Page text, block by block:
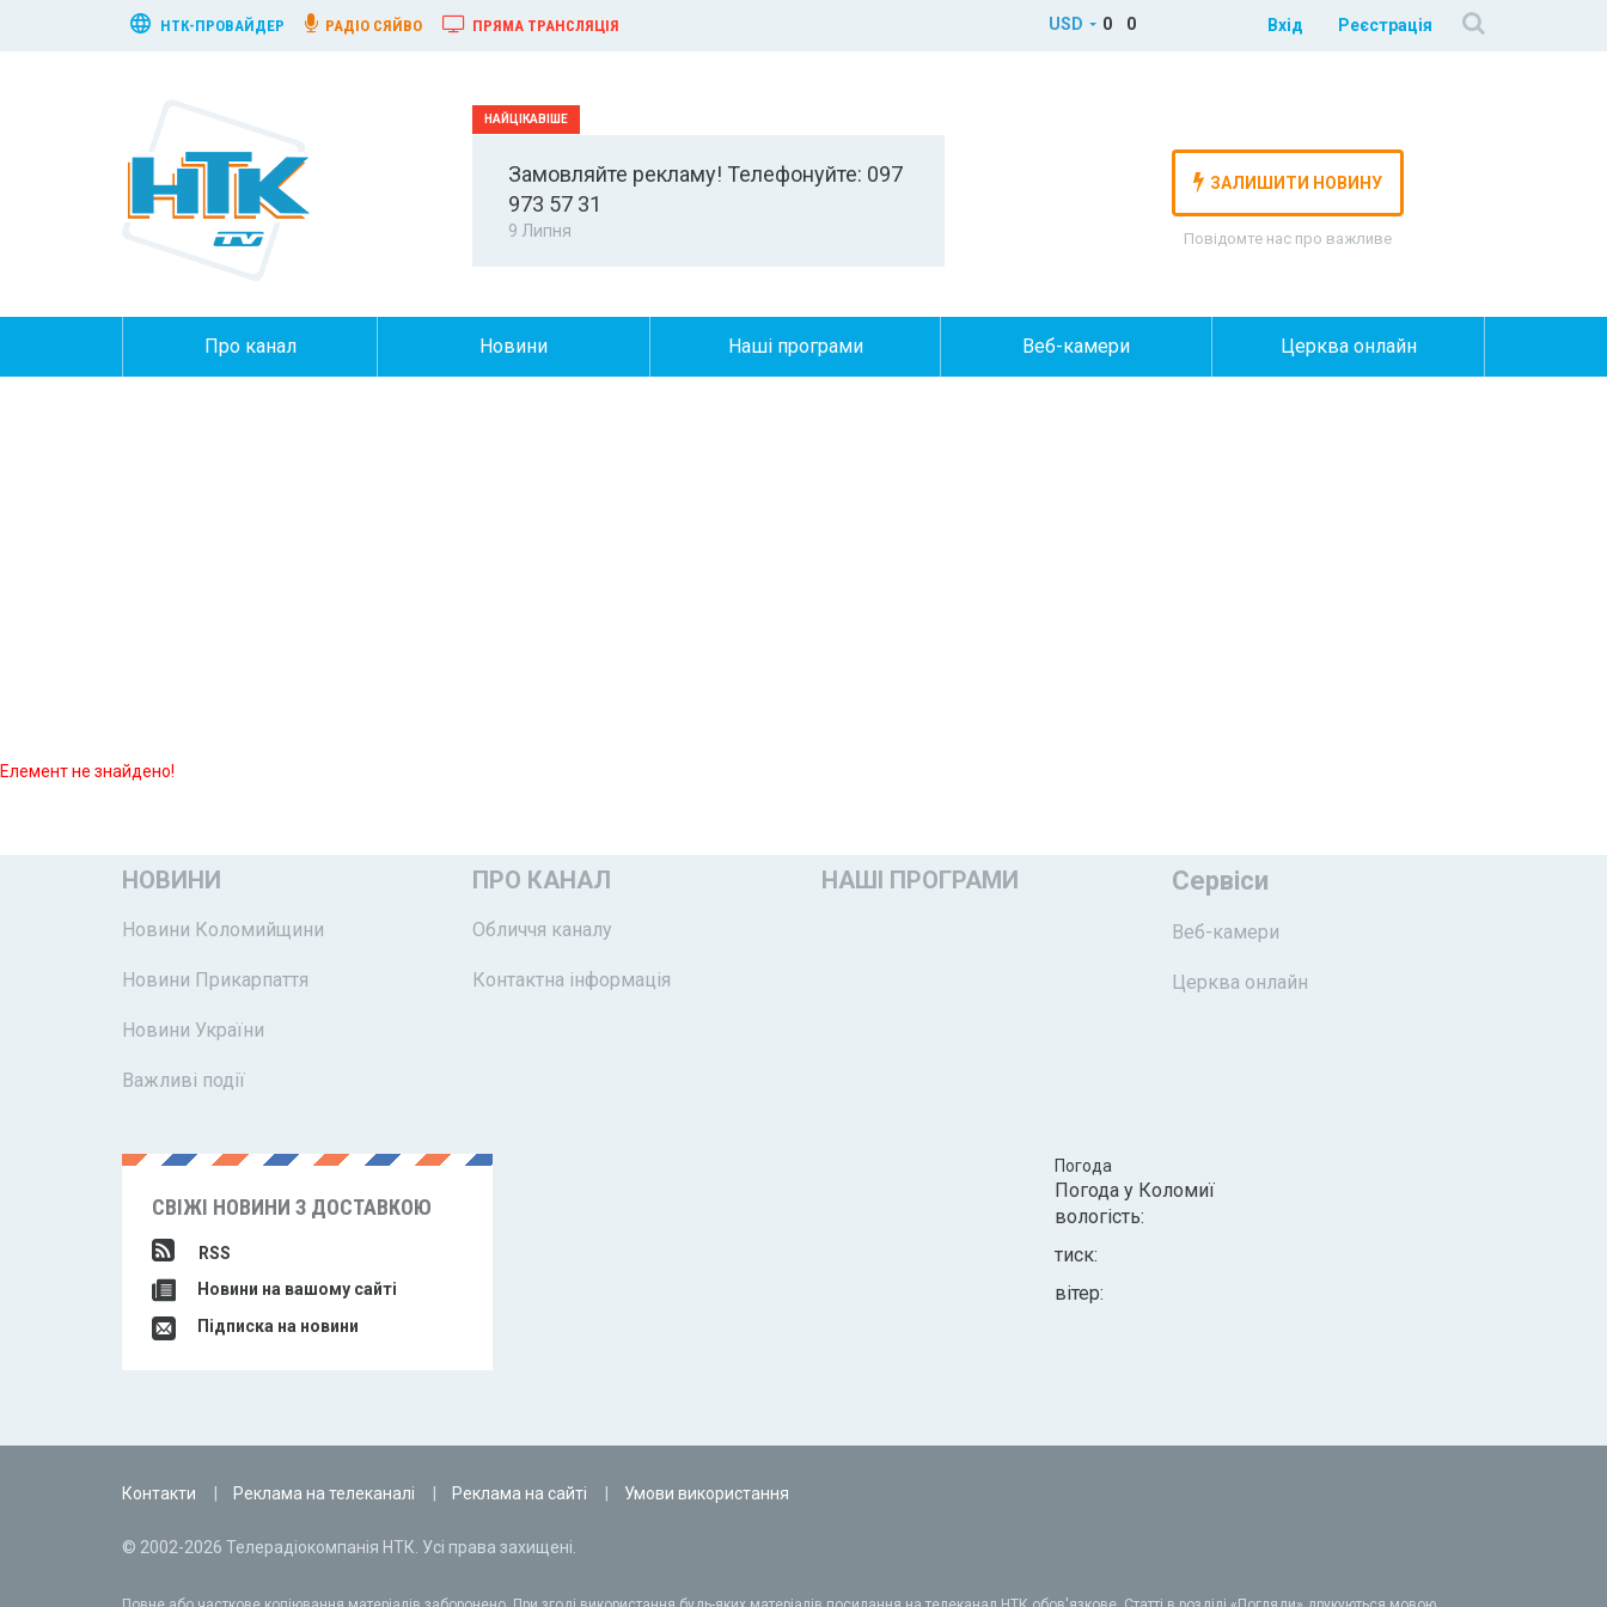
НТК-ПРОВАЙДЕР РАДІО СЯЙВО ПРЯМА ТРАНСЛЯЦІЯ USD 0 0 Вхід Реєстрація
Замовляйте рекламу! Телефонуйте: 097
973 57 31
9 Липня
ЗАЛИШИТИ НОВИНУ
Повідомте нас про важливе
Про канал Новини Наші програми Веб-камери Церква онлайн
Елемент не знайдено!
НОВИНИ
Новини Коломийщини
Новини Прикарпаття
Новини України
Важливі події
ПРО КАНАЛ
Обличчя каналу
Контактна інформація
НАШІ ПРОГРАМИ Сервіси
Веб-камери
Церква онлайн
СВІЖІ НОВИНИ З ДОСТАВКОЮ
RSS
Новини на вашому сайті
Підписка на новини
Погода
Погода у Коломиї
вологість:
тиск:
вітер:
Контакти Реклама на телеканалі Реклама на сайті Умови використання
© 2002-2026 Телерадіокомпанія НТК. Усі права захищені.